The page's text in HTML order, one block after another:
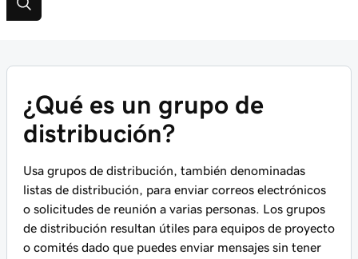
¿Qué es un grupo de
distribución?
Usa grupos de distribución, también denominadas
listas de distribución, para enviar correos electrónicos
o solicitudes de reunión a varias personas. Los grupos
de distribución resultan útiles para equipos de proyecto
o comités dado que puedes enviar mensajes sin tener